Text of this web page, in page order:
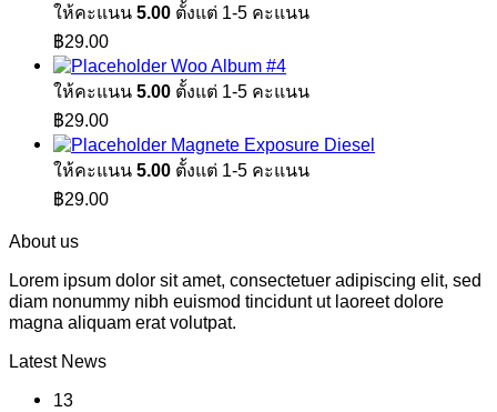
ให้คะแนน 5.00 ตั้งแต่ 1-5 คะแนน
฿29.00
Woo Album #4
ให้คะแนน 5.00 ตั้งแต่ 1-5 คะแนน
฿29.00
Magnete Exposure Diesel
ให้คะแนน 5.00 ตั้งแต่ 1-5 คะแนน
฿29.00
About us
Lorem ipsum dolor sit amet, consectetuer adipiscing elit, sed
diam nonummy nibh euismod tincidunt ut laoreet dolore
magna aliquam erat volutpat.
Latest News
13